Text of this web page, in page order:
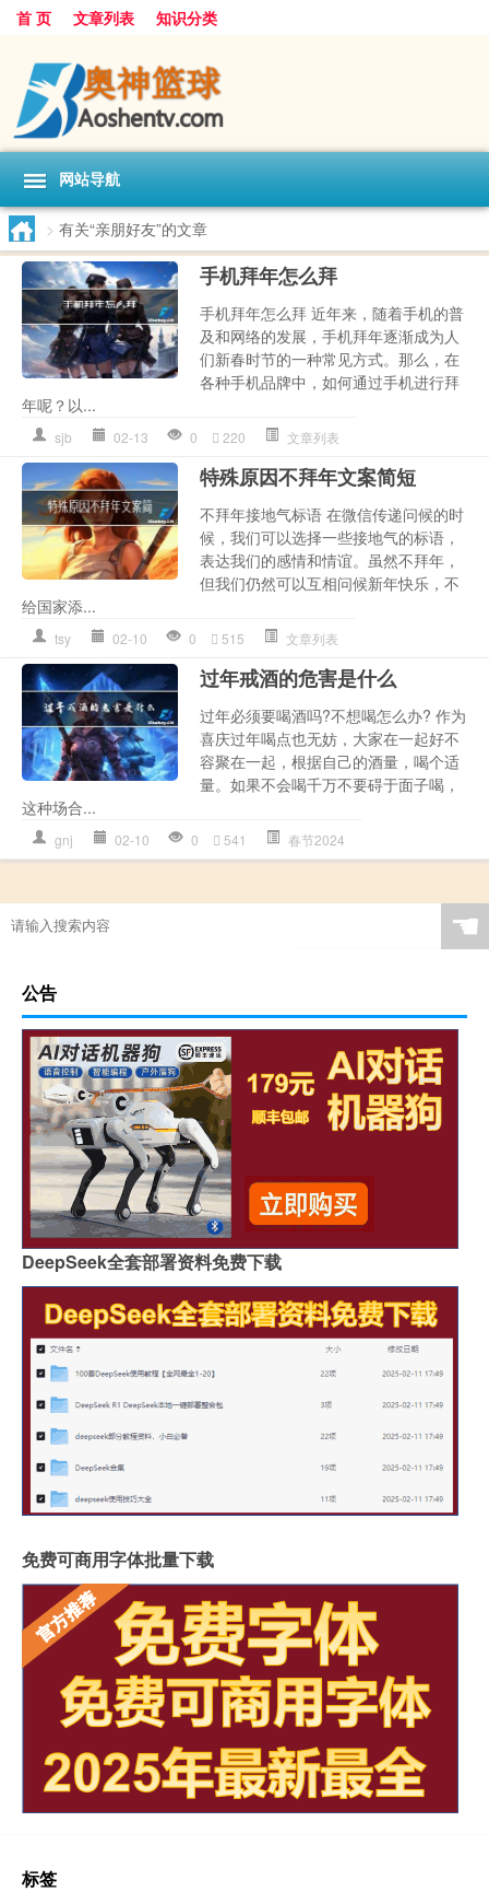
首 页 文章列表 知识分类
网站导航
> 有关“亲朋好友”的文章
手机拜年怎么拜
手机拜年怎么拜 近年来，随着手机的普
及和网络的发展，手机拜年逐渐成为人
们新春时节的一种常见方式。那么，在
各种手机品牌中，如何通过手机进行拜
年呢？以...
sjb 02-13 0 220 文章列表
特殊原因不拜年文案简短
不拜年接地气标语 在微信传递问候的时
候，我们可以选择一些接地气的标语，
表达我们的感情和情谊。虽然不拜年，
但我们仍然可以互相问候新年快乐，不
给国家添...
tsy 02-10 0 515 文章列表
过年戒酒的危害是什么
过年必须要喝酒吗?不想喝怎么办? 作为
喜庆过年喝点也无妨，大家在一起好不
容聚在一起，根据自己的酒量，喝个适
量。如果不会喝千万不要碍于面子喝，
这种场合...
gnj 02-10 0 541 春节2024
☚
公告
DeepSeek全套部署资料免费下载
免费可商用字体批量下载
标签